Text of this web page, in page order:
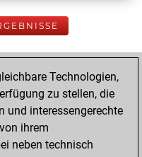
9,
Technologien,
zu stellen, die
und interessengerechte
ihrem
neben technisch